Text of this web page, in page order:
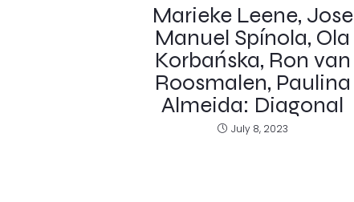
Marieke Leene, Jose
Manuel Spínola, Ola
Korbańska, Ron van
Roosmalen, Paulina
Almeida: Diagonal
July 8, 2023